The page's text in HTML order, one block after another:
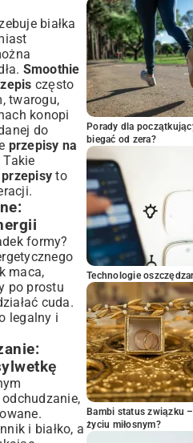
białka
Smoothie
często
twarogu,
konopi
do
przepisy na
to
formy?
maca,
po prostu
cuda.
legalny i
i białko, a
Porady dla
biegać od zera?
Technologie
Bambi status związku
życiu miłosnym?